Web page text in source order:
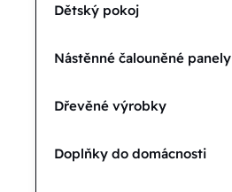
Dětský pokoj
Nástěnné čalouněné panely
Dřevěné výrobky
Doplňky do domácnosti